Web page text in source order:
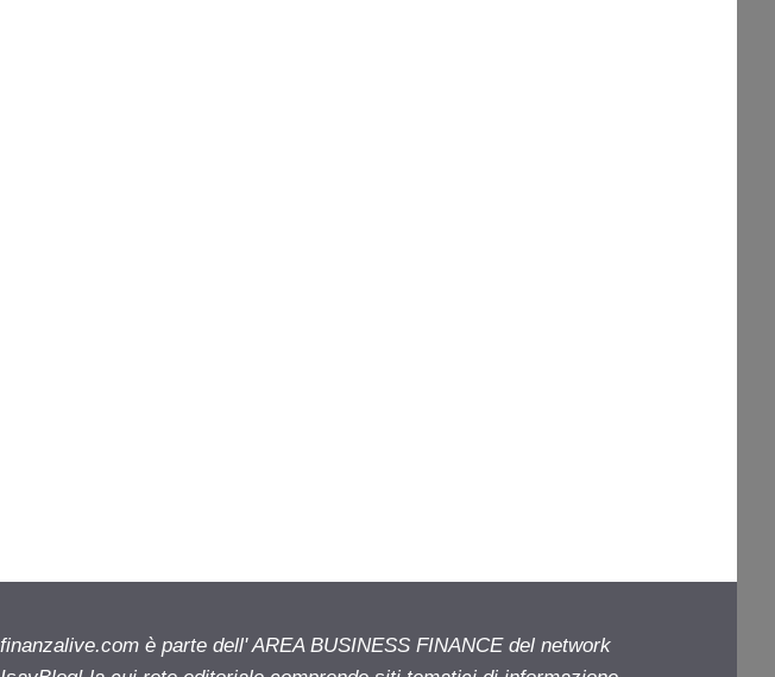
finanzalive.com è parte dell' AREA BUSINESS FINANCE del network